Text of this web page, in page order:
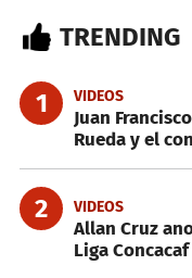
TRENDING
1 VIDEOS
Juan
Rueda y el
2 VIDEOS
Allan Cruz
Liga Concacaf